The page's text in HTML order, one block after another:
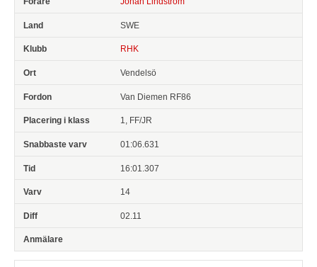
SWE
RHK
Vendelsö
Van Diemen RF86
1, FF/JR
01:06.631
16:01.307
14
02.11